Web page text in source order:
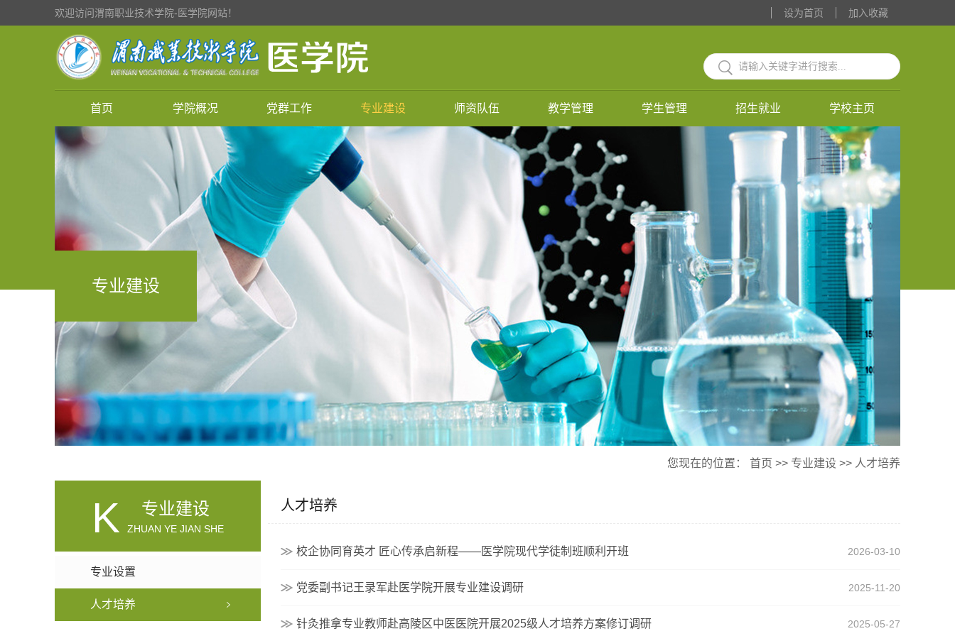
欢迎访问渭南职业技术学院-医学院网站！ 设为首页 加入收藏
首页 学院概况 党群工作 专业建设 师资队伍 教学管理 学生管理 招生就业 学校主页
专业建设
您现在的位置： 首页 >> 专业建设 >> 人才培养
K 专业建设
ZHUAN YE JIAN SHE
专业设置
人才培养
人才培养
2026-03-10
校企协同育英才 匠心传承启新程——医学院现代学徒制班顺利开班
2025-11-20
党委副书记王录军赴医学院开展专业建设调研
2025-05-27
针灸推拿专业教师赴高陵区中医医院开展2025级人才培养方案修订调研